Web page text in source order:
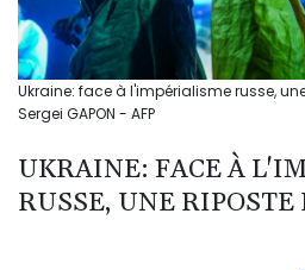
Ukraine: face à l'impérialisme russe,
Sergei GAPON - AFP
UKRAINE: FACE À
RUSSE, UNE